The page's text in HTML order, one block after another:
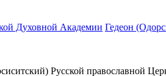
Духовной Академии Гедеон
Русской православной